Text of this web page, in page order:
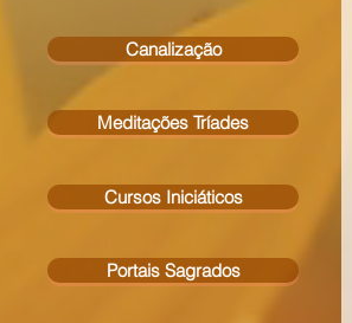
Portais Sagrados
Cursos Iniciáticos
Meditações Tríades
Canalização